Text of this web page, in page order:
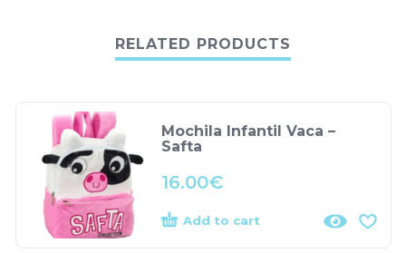
RELATED PRODUCTS
Mochila Infantil Vaca –
Safta
16.00€
Add to cart